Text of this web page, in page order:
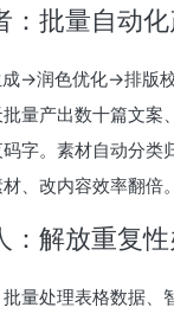
批量自动
→润色优化→排版
量产出数十篇文案
字。素材自动分类
、改内容效率翻倍。
解放重复
量处理表格数据、